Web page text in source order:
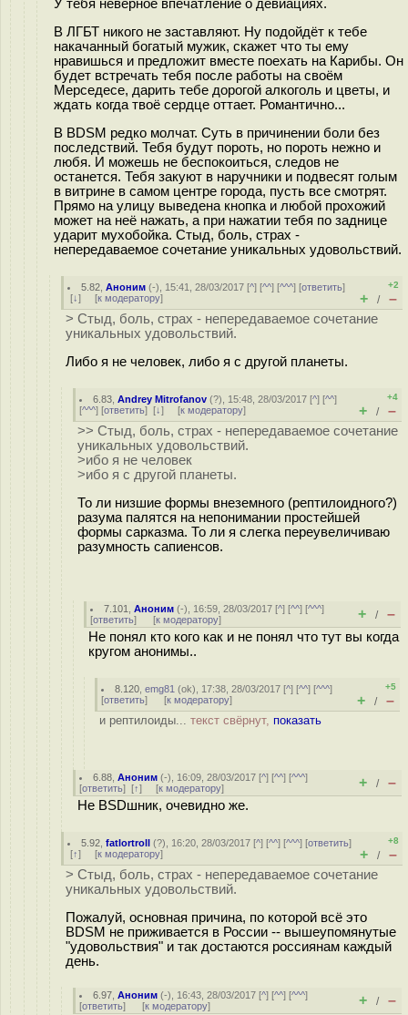
У тебя неверное впечатление о девиациях.
В ЛГБТ никого не заставляют. Ну подойдёт к тебе
накачанный богатый мужик, скажет что ты ему
нравишься и предложит вместе поехать на Карибы. Он
будет встречать тебя после работы на своём
Мерседесе, дарить тебе дорогой алкоголь и цветы, и
ждать когда твоё сердце оттает. Романтично...
В BDSM редко молчат. Суть в причинении боли без
последствий. Тебя будут пороть, но пороть нежно и
любя. И можешь не беспокоиться, следов не
останется. Тебя закуют в наручники и подвесят голым
в витрине в самом центре города, пусть все смотрят.
Прямо на улицу выведена кнопка и любой прохожий
может на неё нажать, а при нажатии тебя по заднице
ударит мухобойка. Стыд, боль, страх -
непередаваемое сочетание уникальных удовольствий.
5.82 ,Аноним (-), 15:41, 28/03/2017 [^] [^^] [^^^] [ответить]
[↓] [к модератору]
+2
+ / –
> Стыд, боль, страх - непередаваемое сочетание
уникальных удовольствий.
Либо я не человек, либо я с другой планеты.
6.83 ,Andrey Mitrofanov (?), 15:48, 28/03/2017 [^] [^^]
[^^^] [ответить] [↓] [к модератору]
+4
+ / –
>> Стыд, боль, страх - непередаваемое сочетание
уникальных удовольствий.
>ибо я не человек
>ибо я с другой планеты.
То ли низшие формы внеземного (рептилоидного?)
разума палятся на непонимании простейшей
формы сарказма. То ли я слегка переувеличиваю
разумность сапиенсов.
7.101 ,Аноним (-), 16:59, 28/03/2017 [^] [^^] [^^^]
[ответить] [к модератору] + / –
Не понял кто кого как и не понял что тут вы когда
кругом анонимы..
8.120 ,emg81 (ok), 17:38, 28/03/2017 [^] [^^] [^^^]
[ответить] [к модератору]
+5
+ / –
и рептилоиды... текст свёрнут, показать
6.88 ,Аноним (-), 16:09, 28/03/2017 [^] [^^] [^^^]
[ответить] [↑] [к модератору] + / –
Не BSDшник, очевидно же.
5.92 ,fatlortroll (?), 16:20, 28/03/2017 [^] [^^] [^^^] [ответить]
[↑] [к модератору]
+8
+ / –
> Стыд, боль, страх - непередаваемое сочетание
уникальных удовольствий.
Пожалуй, основная причина, по которой всё это
BDSM не приживается в России -- вышеупомянутые
"удовольствия" и так достаются россиянам каждый
день.
6.97 ,Аноним (-), 16:43, 28/03/2017 [^] [^^] [^^^]
[ответить] [к модератору] + / –